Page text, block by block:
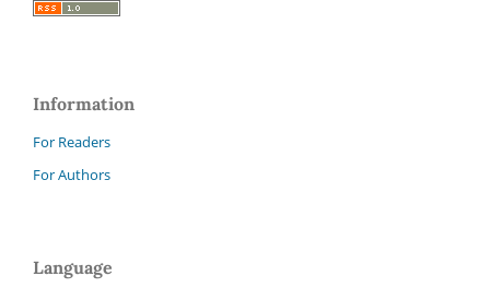
Information
For Readers
For Authors
Language